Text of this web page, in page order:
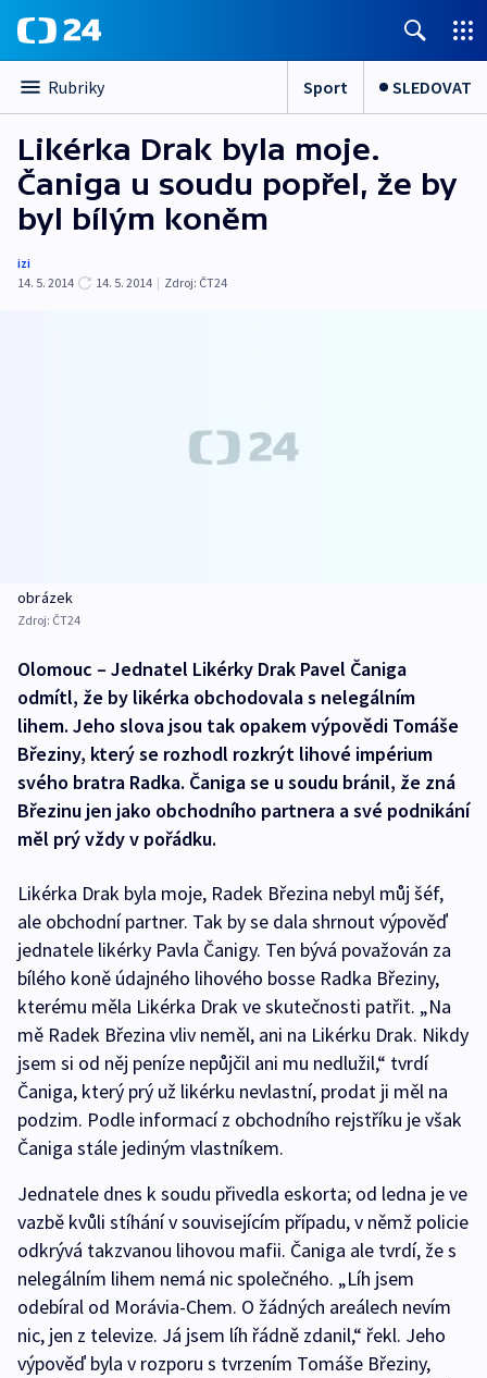
Rubriky Sport SLEDOVAT
Likérka Drak byla moje.
Čaniga u soudu popřel, že by
byl bílým koněm
izi
14. 5. 2014
14. 5. 2014 | Zdroj: ČT24
obrázek
Zdroj: ČT24
Olomouc – Jednatel Likérky Drak Pavel Čaniga
odmítl, že by likérka obchodovala s nelegálním
lihem. Jeho slova jsou tak opakem výpovědi Tomáše
Březiny, který se rozhodl rozkrýt lihové impérium
svého bratra Radka. Čaniga se u soudu bránil, že zná
Březinu jen jako obchodního partnera a své podnikání
měl prý vždy v pořádku.
Likérka Drak byla moje, Radek Březina nebyl můj šéf,
ale obchodní partner. Tak by se dala shrnout výpověď
jednatele likérky Pavla Čanigy. Ten bývá považován za
bílého koně údajného lihového bosse Radka Březiny,
kterému měla Likérka Drak ve skutečnosti patřit. „Na
mě Radek Březina vliv neměl, ani na Likérku Drak. Nikdy
jsem si od něj peníze nepůjčil ani mu nedlužil,“ tvrdí
Čaniga, který prý už likérku nevlastní, prodat ji měl na
podzim. Podle informací z obchodního rejstříku je však
Čaniga stále jediným vlastníkem.
Jednatele dnes k soudu přivedla eskorta; od ledna je ve
vazbě kvůli stíhání v souvisejícím případu, v němž policie
odkrývá takzvanou lihovou mafii. Čaniga ale tvrdí, že s
nelegálním lihem nemá nic společného. „Líh jsem
odebíral od Morávia-Chem. O žádných areálech nevím
nic, jen z televize. Já jsem líh řádně zdanil,“ řekl. Jeho
výpověď byla v rozporu s tvrzením Tomáše Březiny,